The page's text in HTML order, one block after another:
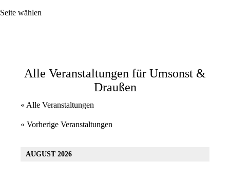
Seite wählen
Alle Veranstaltungen für Umsonst &
Draußen
« Alle Veranstaltungen
« Vorherige Veranstaltungen
AUGUST 2026